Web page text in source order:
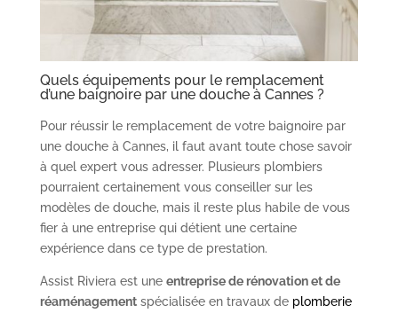
Quels équipements pour le remplacement
d’une baignoire par une douche à Cannes ?
Pour réussir le remplacement de votre baignoire par
une douche à Cannes, il faut avant toute chose savoir
à quel expert vous adresser. Plusieurs plombiers
pourraient certainement vous conseiller sur les
modèles de douche, mais il reste plus habile de vous
fier à une entreprise qui détient une certaine
expérience dans ce type de prestation.
Assist Riviera est une entreprise de rénovation et de
réaménagementspécialisée en travaux de plomberie